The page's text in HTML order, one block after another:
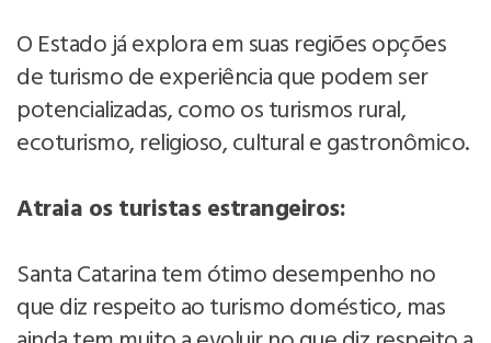
O Estado já explora em suas regiões opções
de turismo de experiência que podem ser
potencializadas, como os turismos rural,
ecoturismo, religioso, cultural e gastronômico.
Atraia os turistas estrangeiros:
Santa Catarina tem ótimo desempenho no
que diz respeito ao turismo doméstico, mas